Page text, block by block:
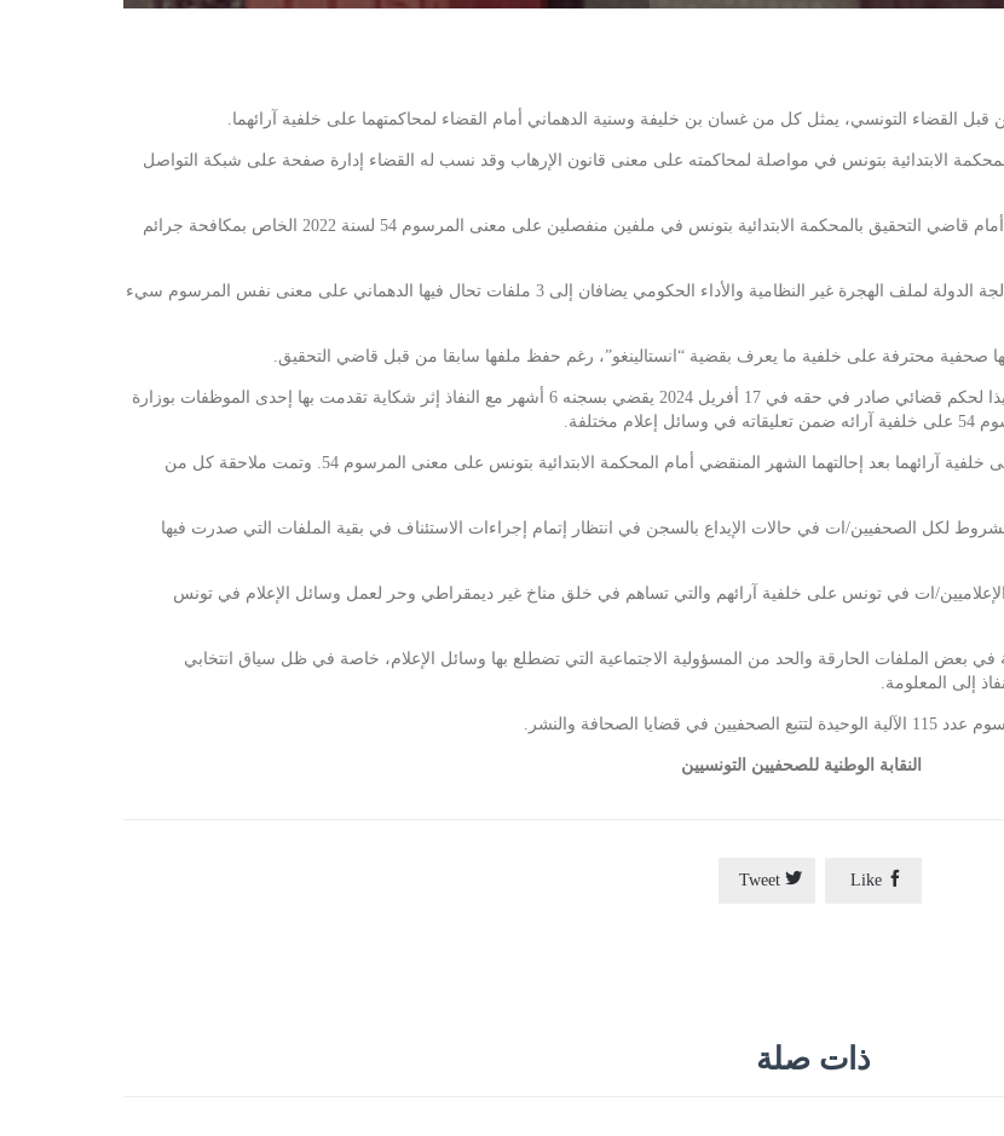
القضاء التونسي، يمثل كل من غسان بن خليفة وسنية الدهماني أمام القضاء لمحاكمتهما على خلفية آرائهما.
غسان بن خليفة أمام المحكمة الابتدائية بتونس في مواصلة لمحاكمته على معنى قانون الإرهاب وقد نسب له القضاء إدارة صفحة على شبكة التواصل
كما تمثل غدا الثلاثاء 11 جوان 2024 المعلقة والمحامية سنية الدهماني أمام قاضي التحقيق بالمحكمة الابتدائية بتونس في ملفين منفصلين على معنى المرسوم 54 لسنة 2022 الخاص بمكافحة جرائم
ويتم استنطاق الدهماني في ملفين جديدين على خلفية أرائها حول معالجة الدولة لملف الهجرة غير النظامية والأداء الحكومي يضافان إلى 3 ملفات تحال فيها الدهماني على معنى نفس المرسوم سيء
ويتواصل سجن الصحفي محمد بوغلاب بعد إيقافه في مارس 2024 تنفيذا لحكم قضائي صادر في حقه في 17 أفريل 2024 يقضي بسجنه 6 أشهر مع النفاذ إثر شكاية تقدمت بها إحدى الموظفات بوزارة
كما يخضع مراد الزغيدي وبرهان بسيس لعقوبة بالسجن لمدة سنة على خلفية آرائهما بعد إحالتهما الشهر المنقضي أمام المحكمة الابتدائية بتونس على معنى المرسوم 54. وتمت ملاحقة كل من
لكل الصحفيين/ات في حالات الإيداع بالسجن في انتظار إتمام إجراءات الاستئناف في بقية الملفات التي صدرت فيها
والإعلاميين/ات في تونس على خلفية آرائهم والتي تساهم في خلق مناخ غير ديمقراطي وحر لعمل وسائل الإعلام في تونس
بعض الملفات الحارقة والحد من المسؤولية الاجتماعية التي تضطلع بها وسائل الإعلام، خاصة في ظل سياق انتخابي
إلى المعلومة.
النقابة الوطنية للصحفيين التونسيين

Like

Tweet
ذات صلة